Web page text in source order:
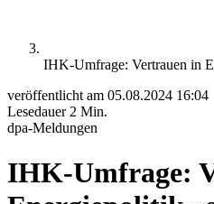
IHK-Umfrage: Vertrauen in
veröffentlicht am 05.08.2024 16:04
Lesedauer 2 Min.
dpa-Meldungen
IHK-Umfrage: